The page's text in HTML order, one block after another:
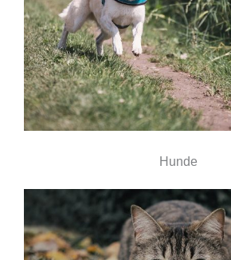
Hunde